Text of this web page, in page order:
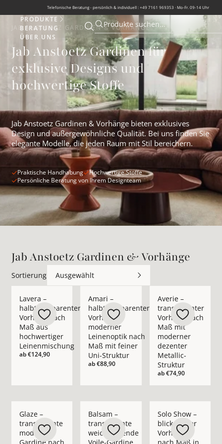
Telefonische Beratung - persönlich & individuell : +49 7161 969353 · Mo-Fr. 09-14 Uhr
Produkte
PRODUKTE
BERATUNG
ÜBER UNS
Suche öffnen
Suche öffnen
Produkte suchen...
JAB ANSTOETZ GARDINEN & VORHÄNGE
Jab Anstoetz Gardinen für
exklusive Designs und
hochwertige Stoffe
Jab Anstoetz Gardinen & Vorhänge bieten exklusives
Design und außergewöhnliche Qualität. Bei uns finden Sie
elegante Modelle, die jeden Raum mit Stil bereichern.
Praktische Handhabung
Hochwertige Stoffe
Persönliche Beratung von Ihrem Designteam
Jab Anstoetz Gardinen & Vorhänge
Sortierung Ausgewählt
Lavera –
halbtransparenter
Vorhang nach
Maß aus
hochwertiger
Leinenmischung
ab€124,90
Amari –
halbtransparenter
Vorhang in
moderner
Leinenoptik nach
Maß mit feiner
Uni-Struktur
ab€88,90
Averie –
transparenter
Vorhang nach
Maß mit
moderner
dezenter
Metallic-
Struktur
ab€74,90
Glaze –
transparente
moderne
Balsam –
transparente
weichfließende
Solo Show –
blickdichter
Vorhang